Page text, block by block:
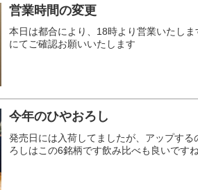
営業時間の変更
本日は都合により、18時より営業いたし
にてご確認お願いいたします
今年のひやおろし
発売日には入荷してましたが、アップす
ろしはこの6銘柄です飲み比べも良いです